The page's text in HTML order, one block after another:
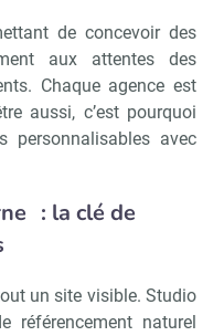
de concevoir des
aux attentes des
Chaque agence est
aussi, c’est pourquoi
personnalisables avec
: la clé de
un site visible. Studio
référencement naturel